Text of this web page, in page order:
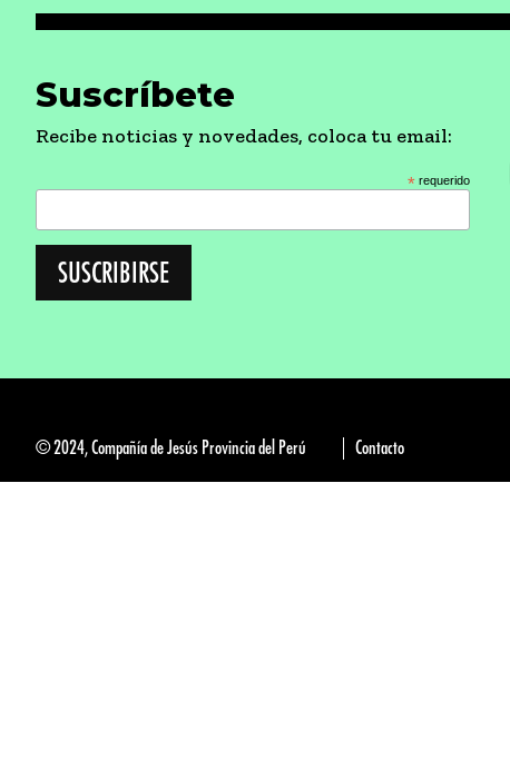
Suscríbete
Recibe noticias y novedades, coloca tu email:
* requerido
© 2024, Compañía de Jesús Provincia del Perú Contacto